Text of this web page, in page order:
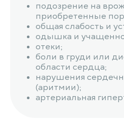
подозрение на
приобретенные
общая слабость и
одышка и
отеки;
боли в груди или
области сердца;
нарушения
(аритмии);
артериальная